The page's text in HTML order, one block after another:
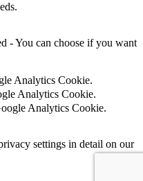
- You can choose if you want
Analytics Cookie.
Analytics Cookie.
Analytics Cookie.
settings in detail on our